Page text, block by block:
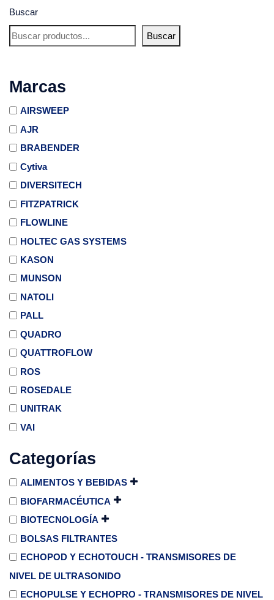
Buscar
Buscar
Marcas
AIRSWEEP
AJR
BRABENDER
Cytiva
DIVERSITECH
FITZPATRICK
FLOWLINE
HOLTEC GAS SYSTEMS
KASON
MUNSON
NATOLI
PALL
QUADRO
QUATTROFLOW
ROS
ROSEDALE
UNITRAK
VAI
Categorías
ALIMENTOS Y BEBIDAS
BIOFARMACÉUTICA
BIOTECNOLOGÍA
BOLSAS FILTRANTES
ECHOPOD Y ECHOTOUCH - TRANSMISORES DE
NIVEL DE ULTRASONIDO
ECHOPULSE Y ECHOPRO - TRANSMISORES DE NIVEL